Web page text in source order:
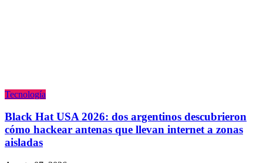
Tecnologí­a
Black Hat USA 2026: dos argentinos descubrieron
cómo hackear antenas que llevan internet a zonas
aisladas